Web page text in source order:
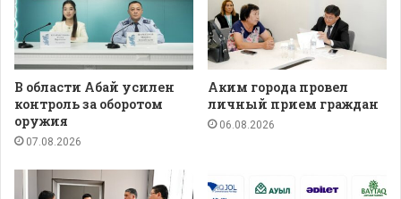
В области Абай усилен
контроль за оборотом
оружия
07.08.2026
Аким города провел
личный прием граждан
06.08.2026